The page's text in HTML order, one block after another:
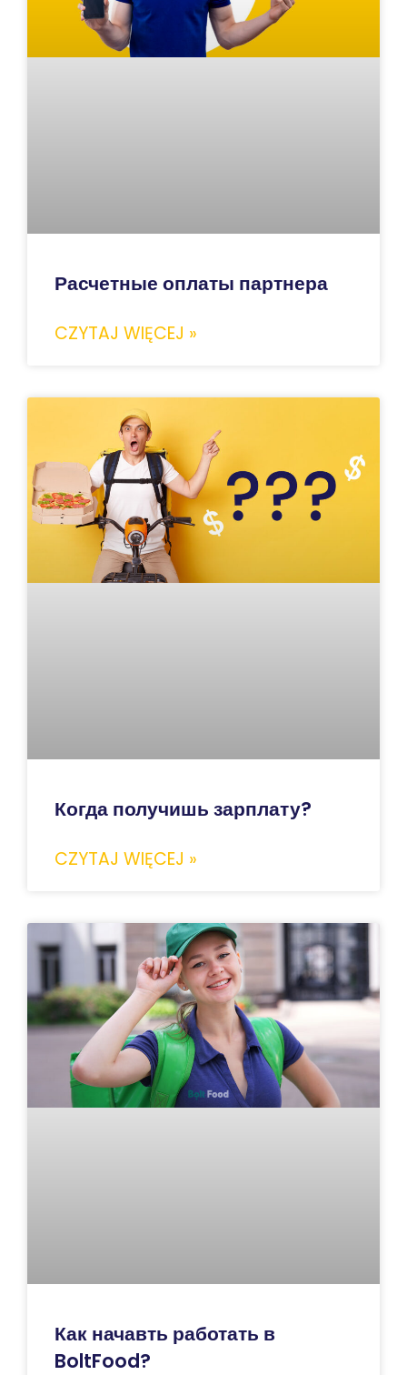
Расчетные оплаты партнера
CZYTAJ WIĘCEJ »
Когда получишь зарплату?
CZYTAJ WIĘCEJ »
Как начавть работать в
BoltFood?